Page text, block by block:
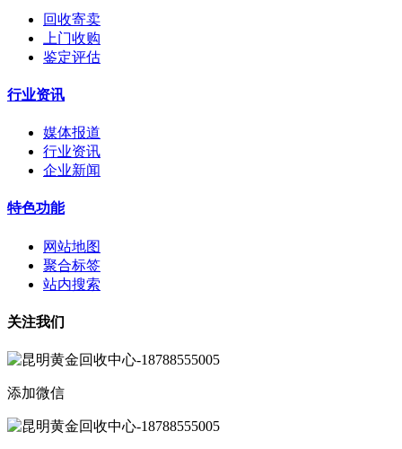
回收寄卖
上门收购
鉴定评估
行业资讯
媒体报道
行业资讯
企业新闻
特色功能
网站地图
聚合标签
站内搜索
关注我们
添加微信